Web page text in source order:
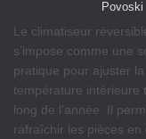
Povoski
Le climatiseur
s’impose comme une
pratique pour ajuster la
température intérieure
long de l’année. Il
rafraîchir les pièces en